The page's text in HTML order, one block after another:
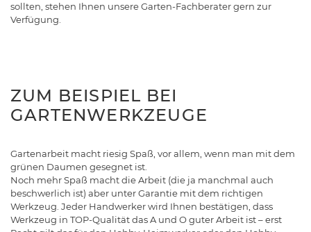
sollten, stehen Ihnen unsere Garten-Fachberater gern zur
Verfügung.
ZUM BEISPIEL BEI
GARTENWERKZEUGE
Gartenarbeit macht riesig Spaß, vor allem, wenn man mit dem
grünen Daumen gesegnet ist.
Noch mehr Spaß macht die Arbeit (die ja manchmal auch
beschwerlich ist) aber unter Garantie mit dem richtigen
Werkzeug. Jeder Handwerker wird Ihnen bestätigen, dass
Werkzeug in TOP-Qualität das A und O guter Arbeit ist – erst